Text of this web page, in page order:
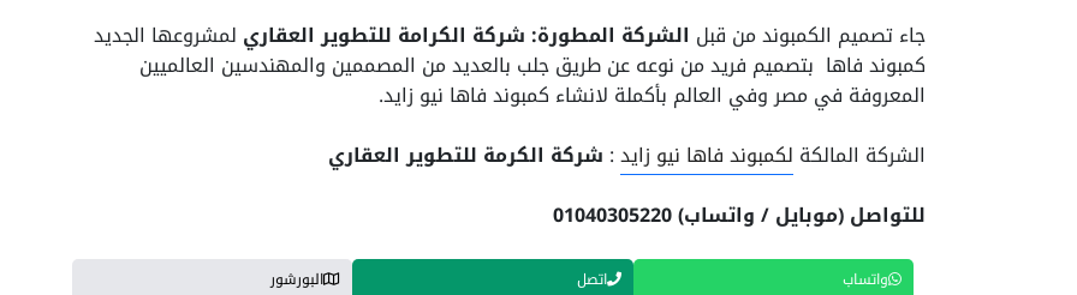
جاء تصميم الكمبوند من قبل الشركة المطورة: شركة الكرامة للتطوير العقاري لمشروعها الجديد
كمبوند فاها بتصميم فريد من نوعه عن طريق جلب بالعديد من المصممين والمهندسين العالميين
المعروفة في مصر وفي العالم بأكملة لانشاء كمبوند فاها نيو زايد.
الشركة المالكة لكمبوند فاها نيو زايد: شركة الكرمة للتطوير العقاري
للتواصل (موبايل / واتساب) 01040305220
واتساب اتصل البورشور